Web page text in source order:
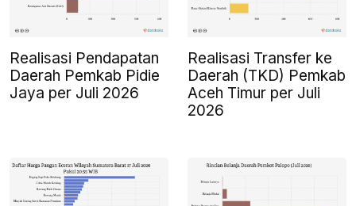
Realisasi Pendapatan
Daerah Pemkab Pidie
Jaya per Juli 2026
Realisasi Transfer ke
Daerah (TKD) Pemkab
Aceh Timur per Juli
2026